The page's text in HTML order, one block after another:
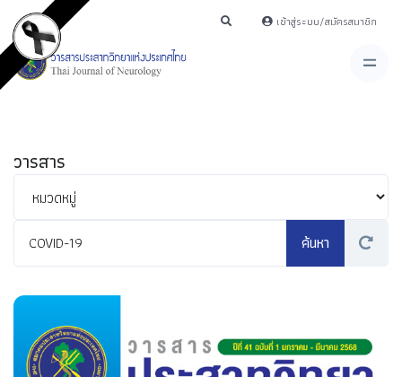
เข้าสู่ระบบ/สมัครสมาชิก
วารสาร